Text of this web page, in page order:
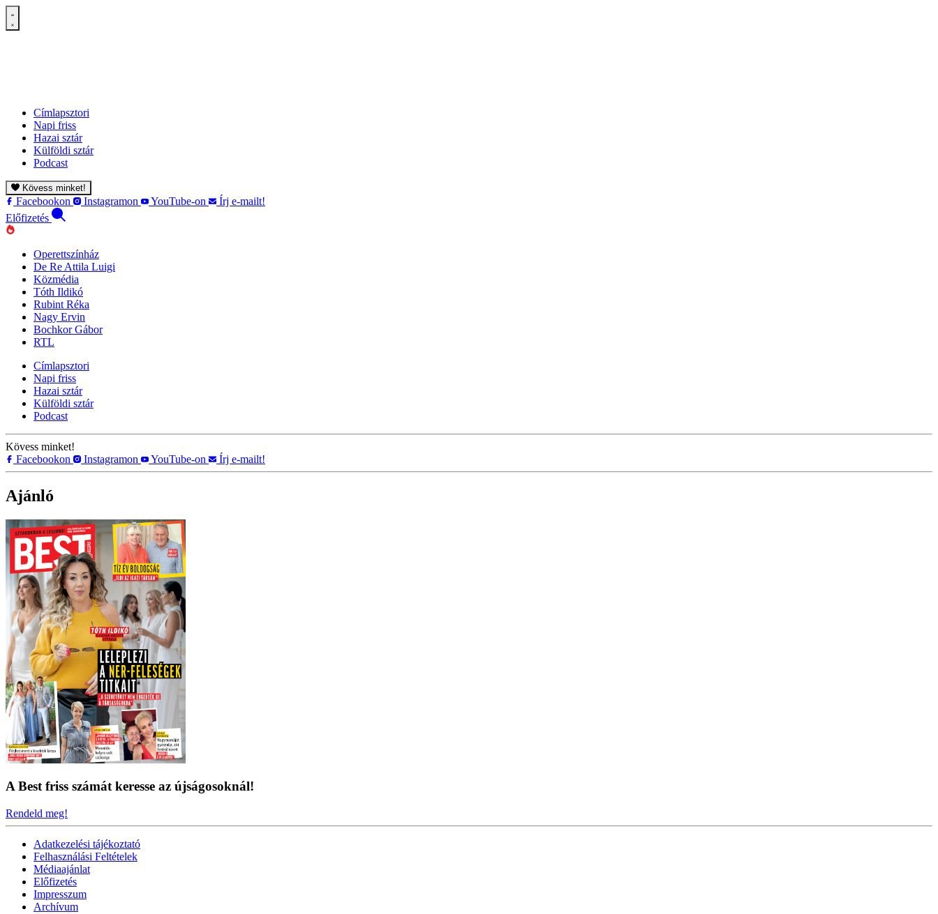
Címlapsztori
Napi friss
Hazai sztár
Külföldi sztár
Podcast
Kövess minket!
Facebookon Instagramon YouTube-on
Írj e-mailt!
Előfizetés
Operettszínház
De Re Attila Luigi
Közmédia
Tóth Ildikó
Rubint Réka
Nagy Ervin
Bochkor Gábor
RTL
Címlapsztori
Napi friss
Hazai sztár
Külföldi sztár
Podcast
Kövess minket!
Facebookon
Instagramon YouTube-on Írj e-mailt!
Ajánló
A Best friss számát keresse az újságosoknál!
Rendeld meg!
Adatkezelési tájékoztató
Felhasználási Feltételek
Médiaajánlat
Előfizetés
Impresszum
Archívum